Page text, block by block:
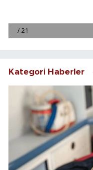
Kategori Haberler